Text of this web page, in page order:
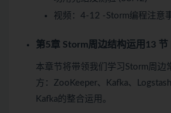
视频： 4-12 -Storm编程注意
第5章 Storm周边结构运用 13 节
本章节将带领我们学习Storm周边
方：ZooKeeper、Kafka、
Kafka的整合运用。